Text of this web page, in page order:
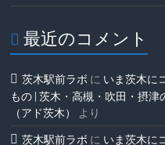
最近のコメント
茨木駅前ラボ に いま茨木に
もの | 茨木・高槻・吹田・摂
（アド茨木）
より
茨木駅前ラボ に いま茨木に